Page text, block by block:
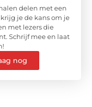
delen met een
je de kans om je
met lezers die
Schrijf mee en laat
nog